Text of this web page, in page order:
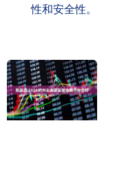
性和安全性。